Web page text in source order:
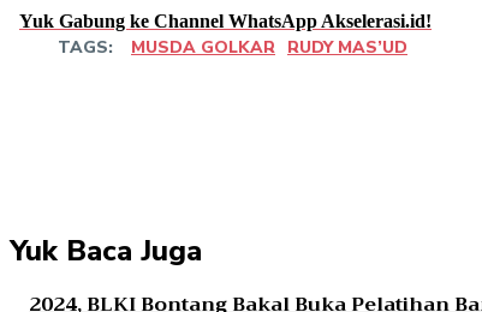
Yuk Gabung ke Channel WhatsApp Akselerasi.id!
TAGS: MUSDA GOLKAR RUDY MAS’UD
Yuk Baca Juga
2024, BLKI Bontang Bakal Buka Pelatihan